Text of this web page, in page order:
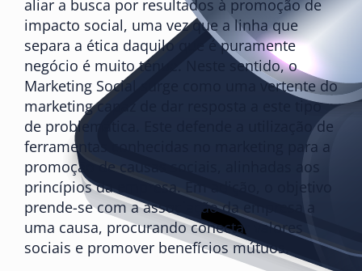
aliar a busca por resultados à promoção de
impacto social, uma vez que a linha que
separa a ética daquilo que é puramente
negócio é muito ténue. Neste sentido, o
Marketing Social surge como uma vertente do
marketing capaz de dar resposta a este tipo
de problemática. Este defende a utilização de
ferramentas conhecidas no marketing para a
promoção de causas sociais, alinhadas aos
princípios da empresa. Em adição, o objetivo
prende-se com a associação da empresa a
uma causa, procurando conectar valores
sociais e promover benefícios mútuos.